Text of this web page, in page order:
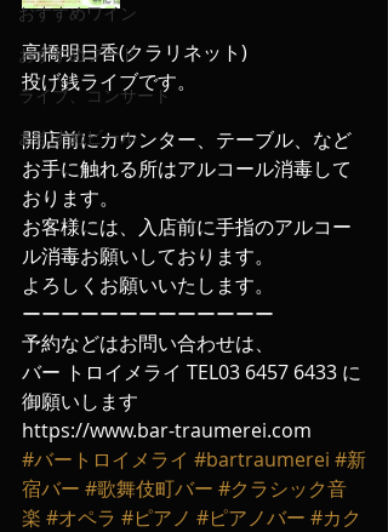
おすすめワイン
おすすめフード
ライブ、コンサート
おすすめビール
高橋明日香(クラリネット)
投げ銭ライブです。
開店前にカウンター、テーブル、など
お手に触れる所はアルコール消毒して
おります。
お客様には、入店前に手指のアルコー
ル消毒お願いしております。
よろしくお願いいたします。
ーーーーーーーーーーーーー
予約などはお問い合わせは、
バー トロイメライ TEL03 6457 6433 に
御願いします
https://www.bar-traumerei.com
#バートロイメライ #bartraumerei #新
宿バー #歌舞伎町バー #クラシック音
楽 #オペラ #ピアノ #ピアノバー #カク